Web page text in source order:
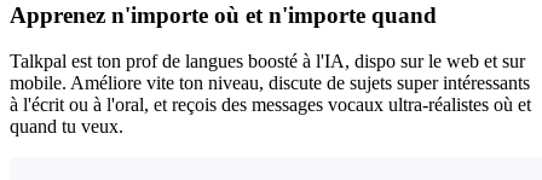
Apprenez n'importe où et n'importe quand
Talkpal est ton prof de langues boosté à l'IA, dispo sur le web et sur
mobile. Améliore vite ton niveau, discute de sujets super intéressants
à l'écrit ou à l'oral, et reçois des messages vocaux ultra-réalistes où et
quand tu veux.